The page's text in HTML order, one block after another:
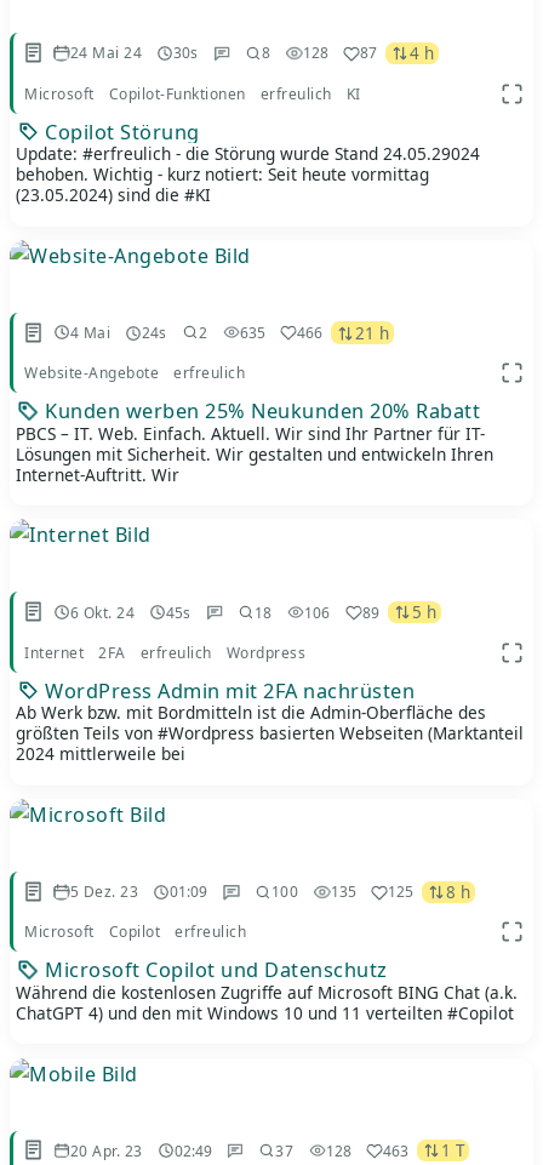
24 Mai 24 30s 8 128 87 4 h
Microsoft Copilot-Funktionen erfreulich KI
Copilot Störung
Update: #erfreulich - die Störung wurde Stand 24.05.29024
behoben. Wichtig - kurz notiert: Seit heute vormittag
(23.05.2024) sind die #KI
4 Mai 24s 2 635 466 21 h
Website-Angebote erfreulich
Kunden werben 25% Neukunden 20% Rabatt
PBCS – IT. Web. Einfach. Aktuell. Wir sind Ihr Partner für IT-
Lösungen mit Sicherheit. Wir gestalten und entwickeln Ihren
Internet-Auftritt. Wir
6 Okt. 24 45s 18 106 89 5 h
Internet 2FA erfreulich Wordpress
WordPress Admin mit 2FA nachrüsten
Ab Werk bzw. mit Bordmitteln ist die Admin-Oberfläche des
größten Teils von #Wordpress basierten Webseiten (Marktanteil
2024 mittlerweile bei
5 Dez. 23 01:09 100 135 125 8 h
Microsoft Copilot erfreulich
Microsoft Copilot und Datenschutz
Während die kostenlosen Zugriffe auf Microsoft BING Chat (a.k.
ChatGPT 4) und den mit Windows 10 und 11 verteilten #Copilot
20 Apr. 23 02:49 37 128 463 1 T